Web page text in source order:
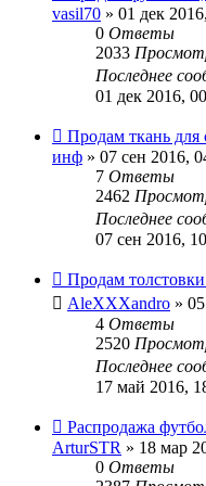
vasil70 » 01 дек
0 Ответы
2033
Последнее
01 дек 2016,
Продам ткань для
инф » 07 сен 2016,
7 Ответы
2462
Последнее
07 сен 2016,
Продам
AleXXXandro »
4 Ответы
2520
Последнее
17 май 2016,
Распродажа
ArturSTR » 18 мар
0 Ответы